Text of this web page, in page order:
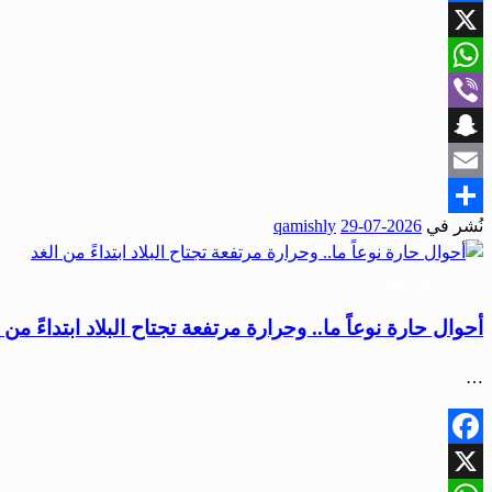
Facebook
X
WhatsApp
Viber
Snapchat
Email
Share
نُشر في 2026-07-29
qamishly
أحوال حارة نوعاً ما.. وحرارة مرتفعة تجتاح البلاد ابتداءً من
…
Facebook